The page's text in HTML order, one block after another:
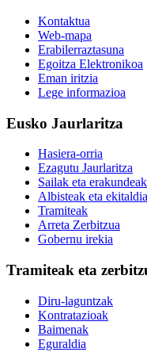
Kontaktua
Web-mapa
Erabilerraztasuna
Egoitza Elektronikoa
Eman iritzia
Lege informazioa
Eusko Jaurlaritza
Hasiera-orria
Ezagutu Jaurlaritza
Sailak eta erakundeak
Albisteak eta
Tramiteak
Arreta Zerbitzua
Gobernu irekia
Tramiteak eta
Diru-laguntzak
Kontratazioak
Baimenak
Eguraldia